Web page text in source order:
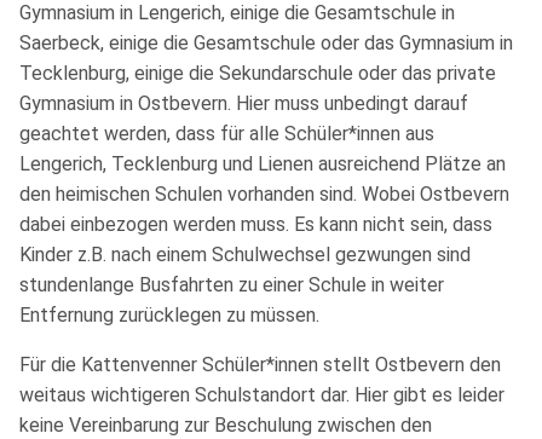
Gymnasium in Lengerich, einige die Gesamtschule in
Saerbeck, einige die Gesamtschule oder das Gymnasium in
Tecklenburg, einige die Sekundarschule oder das private
Gymnasium in Ostbevern. Hier muss unbedingt darauf
geachtet werden, dass für alle Schüler*innen aus
Lengerich, Tecklenburg und Lienen ausreichend Plätze an
den heimischen Schulen vorhanden sind. Wobei Ostbevern
dabei einbezogen werden muss. Es kann nicht sein, dass
Kinder z.B. nach einem Schulwechsel gezwungen sind
stundenlange Busfahrten zu einer Schule in weiter
Entfernung zurücklegen zu müssen.
Für die Kattenvenner Schüler*innen stellt Ostbevern den
weitaus wichtigeren Schulstandort dar. Hier gibt es leider
keine Vereinbarung zur Beschulung zwischen den